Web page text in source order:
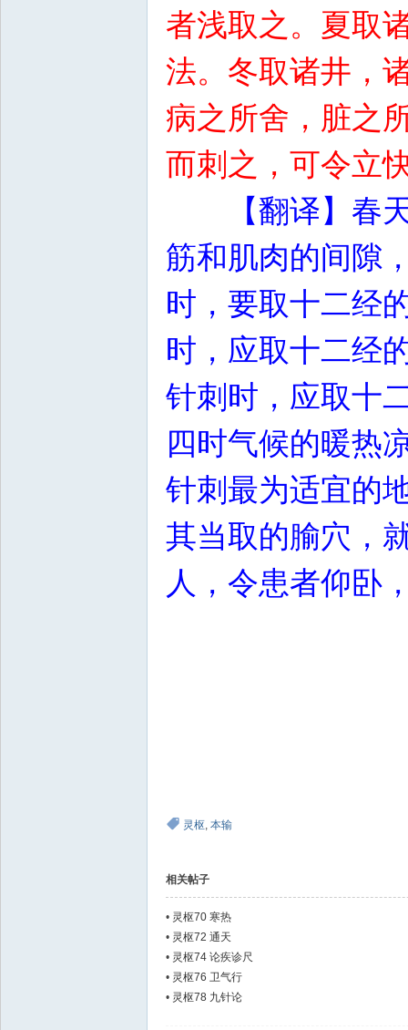
者浅取之。夏取
法。冬取诸井，
病之所舍，脏之
而刺之，可令立
【翻译】春
筋和肌肉的间隙
时，要取十二经
时，应取十二经
针刺时，应取十
四时气候的暖热
针刺最为适宜的
其当取的腧穴，
人，令患者仰卧
灵枢, 本输
相关帖子
• 灵枢70 寒热
• 灵枢72 通天
• 灵枢74 论疾诊尺
• 灵枢76 卫气行
• 灵枢78 九针论